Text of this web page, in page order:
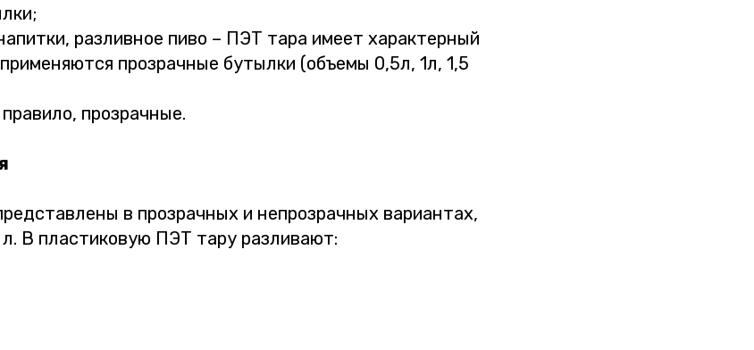
разливное пиво – ПЭТ тара имеет характерный
прозрачные бутылки (объемы 0,5л, 1л, 1,5
прозрачные.
в прозрачных и непрозрачных вариантах,
В пластиковую ПЭТ тару разливают: